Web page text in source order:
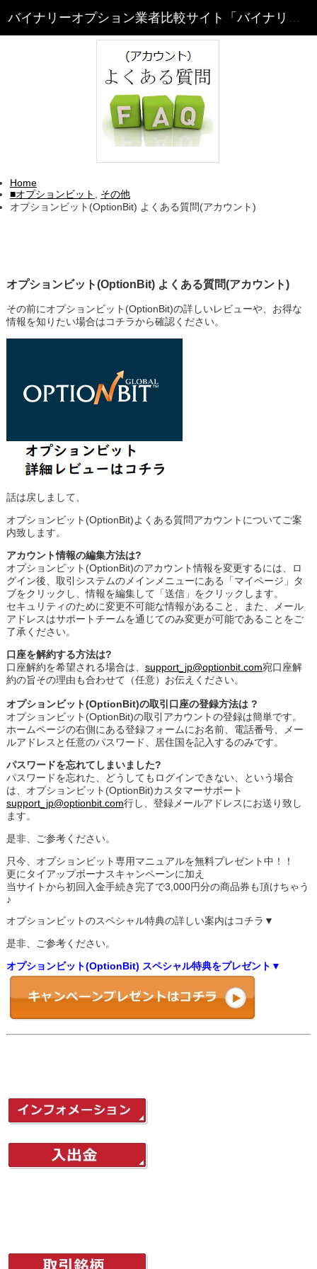
Home
■オプションビット
その他
オプションビット(OptionBit) よくある質問(アカウント)
オプションビット(OptionBit) よくある質問(アカウント)
その前にオプションビット(OptionBit)の詳しいレビューや、お得な
情報を知りたい場合はコチラから確認ください。
話は戻しまして、
オプションビット(OptionBit)よくある質問アカウントについてご案
内致します。
アカウント情報の編集方法は?
オプションビット(OptionBit)のアカウント情報を変更するには、ロ
グイン後、取引システムのメインメニューにある「マイページ」タ
ブをクリックし、情報を編集して「送信」をクリックします。
セキュリティのために変更不可能な情報があること、また、メール
アドレスはサポートチームを通じてのみ変更が可能であることをご
了承ください。
口座を解約する方法は?
口座解約を希望される場合は、 support_jp@optionbit.com宛口座解
約の旨その理由も合わせて（任意）お伝えください。
オプションビット(OptionBit)の取引口座の登録方法は ?
オプションビット(OptionBit)の取引アカウントの登録は簡単です。
ホームページの右側にある登録フォームにお名前、電話番号、メー
ルアドレスと任意のパスワード、居住国を記入するのみです。
パスワードを忘れてしまいました?
パスワードを忘れた、どうしてもログインできない、という場合
は、オプションビット(OptionBit)カスタマーサポート
support_jp@optionbit.com行し、登録メールアドレスにお送り致し
ます。
是非、ご参考ください。
只今、オプションビット専用マニュアルを無料プレゼント中！！
更にタイアップボーナスキャンペーンに加え
当サイトから初回入金手続き完了で3,000円分の商品券も頂けちゃう
♪
オプションビットのスペシャル特典の詳しい案内はコチラ▼
是非、ご参考ください。
オプションビット(OptionBit) スペシャル特典をプレゼント▼